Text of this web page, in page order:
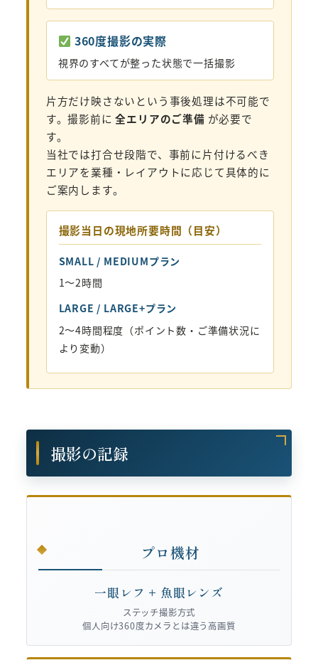
360度撮影の実際
視界のすべてが整った状態で一括撮影
片方だけ映さないという事後処理は不可能で
す。撮影前に全エリアのご準備 が必要で
す。
当社では打合せ段階で、事前に片付けるべき
エリアを業種・レイアウトに応じて具体的に
ご案内します。
撮影当日の現地所要時間（目安）
SMALL / MEDIUMプラン
1〜2時間
LARGE / LARGE+プラン
2〜4時間程度（ポイント数・ご準備状況に
より変動）
撮影の記録
プロ機材
一眼レフ + 魚眼レンズ
ステッチ撮影方式
個人向け360度カメラとは違う高画質